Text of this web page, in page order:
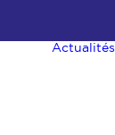
Actualités